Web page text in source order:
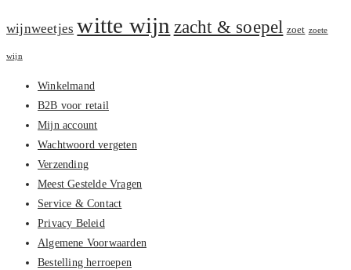
wijnweetjes witte wijn zacht & soepel zoet zoete
wijn
Winkelmand
B2B voor retail
Mijn account
Wachtwoord vergeten
Verzending
Meest Gestelde Vragen
Service & Contact
Privacy Beleid
Algemene Voorwaarden
Bestelling herroepen